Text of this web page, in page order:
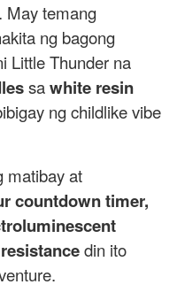
. May temang
ng bagong
Little Thunder na
sawhite resin
ng childlike vibe
matibay at
countdown timer,
din ito